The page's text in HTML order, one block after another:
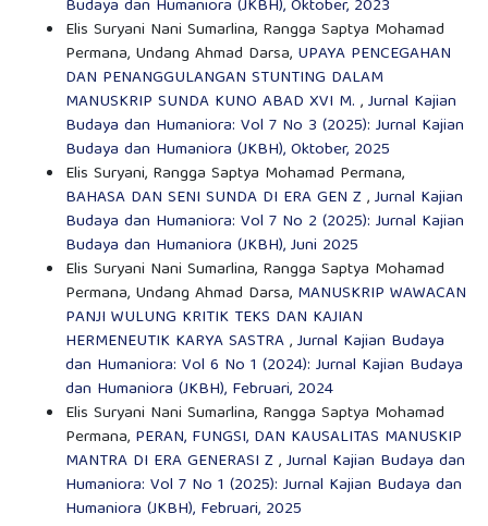
Budaya dan Humaniora (JKBH), Oktober, 2023
Elis Suryani Nani Sumarlina, Rangga Saptya Mohamad
Permana, Undang Ahmad Darsa, UPAYA PENCEGAHAN
DAN PENANGGULANGAN STUNTING DALAM
MANUSKRIP SUNDA KUNO ABAD XVI M. ,Jurnal Kajian
Budaya dan Humaniora: Vol 7 No 3 (2025): Jurnal Kajian
Budaya dan Humaniora (JKBH), Oktober, 2025
Elis Suryani, Rangga Saptya Mohamad Permana,
BAHASA DAN SENI SUNDA DI ERA GEN Z,Jurnal Kajian
Budaya dan Humaniora: Vol 7 No 2 (2025): Jurnal Kajian
Budaya dan Humaniora (JKBH), Juni 2025
Elis Suryani Nani Sumarlina, Rangga Saptya Mohamad
Permana, Undang Ahmad Darsa, MANUSKRIP WAWACAN
PANJI WULUNG KRITIK TEKS DAN KAJIAN
HERMENEUTIK KARYA SASTRA,Jurnal Kajian Budaya
dan Humaniora: Vol 6 No 1 (2024): Jurnal Kajian Budaya
dan Humaniora (JKBH), Februari, 2024
Elis Suryani Nani Sumarlina, Rangga Saptya Mohamad
Permana, PERAN, FUNGSI, DAN KAUSALITAS MANUSKIP
MANTRA DI ERA GENERASI Z,Jurnal Kajian Budaya dan
Humaniora: Vol 7 No 1 (2025): Jurnal Kajian Budaya dan
Humaniora (JKBH), Februari, 2025